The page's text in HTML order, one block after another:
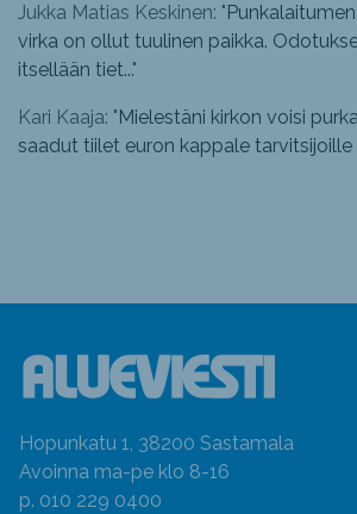
Jukka Matias Keskinen: "
virka on ollut tuulinen paikka.
itsellään tiet..."
Kari Kaaja: " Mielestäni kirkon voisi
saadut tiilet euron kappale tarvitsijoille
Hopunkatu 1, 38200 Sastamala
Avoinna ma-pe klo 8-16
p. 010 229 0400